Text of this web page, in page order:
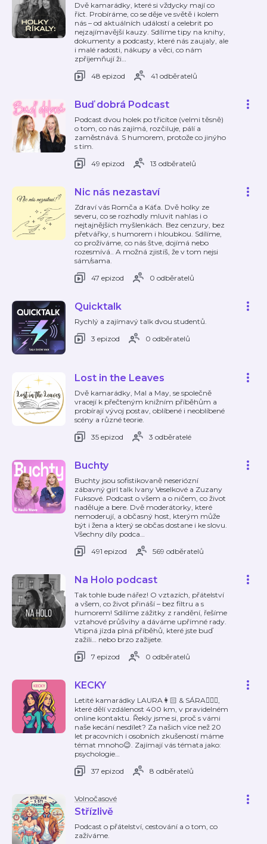
Dvě kamarádky, které si vždycky mají co
říct. Probíráme, co se děje ve světě i kolem
nás – od aktuálních událostí a celebrit po
nejzajímavější kauzy. Sdílíme tipy na knihy,
dokumenty a podcasty, které nás zaujaly, ale
i malé radosti, nákupy a věci, co nám
zpříjemňují ži…
48 epizod
41 odběratelů
Buď dobrá Podcast
Podcast dvou holek po třicítce (velmi těsně)
o tom, co nás zajímá, rozčiluje, pálí a
zaměstnává. S humorem, protože co jinýho
s tim.
49 epizod
13 odběratelů
Nic nás nezastaví
Zdraví vás Romča a Káťa. Dvě holky ze
severu, co se rozhodly mluvit nahlas i o
nejtajnějších myšlenkách. Bez cenzury, bez
přetvářky, s humorem i hloubkou. Sdílíme,
co prožíváme, co nás štve, dojímá nebo
rozesmívá.. A možná zjistíš, že v tom nejsi
sám/sama.
47 epizod
0 odběratelů
Quicktalk
Rychlý a zajímavý talk dvou studentů.
3 epizod
0 odběratelů
Lost in the Leaves
Dvě kamarádky, Mal a May, se společně
vracejí k přečteným knižním příběhům a
probírají vývoj postav, oblíbené i neoblíbené
scény a různé teorie.
35 epizod
3 odběratelé
Buchty
Buchty jsou sofistikovaně neseriózní
zábavný girl talk Ivany Veselkové a Zuzany
Fuksové. Podcast o všem a o ničem, co život
naděluje a bere. Dvě moderátorky, které
nemoderují, a občasný host, kterým může
být i žena a který se občas dostane i ke slovu.
Všechny díly podca…
491 epizod
569 odběratelů
Na Holo podcast
Tak tohle bude nářez! O vztazích, přátelství
a všem, co život přináší – bez filtru a s
humorem! Sdílíme zážitky z randění, řešíme
vztahové průšvihy a dáváme upřímné rady.
Vtipná jízda plná příběhů, které jste buď
zažili… nebo brzo zažijete.
7 epizod
0 odběratelů
KECKY
Letité kamarádky LAURA👩🏻 & SÁRA👱🏻‍♀️,
které dělí vzdálenost 400 km, v pravidelném
online kontaktu. Řekly jsme si, proč s vámi
naše kecání nesdílet? Za našich více než 20
let pracovních i osobních zkušeností máme
témat mnoho😉. Zajímají vás témata jako:
psychologie…
37 epizod
8 odběratelů
Volnočasové
Střízlivě
Podcast o přátelství, cestování a o tom, co
zažíváme.